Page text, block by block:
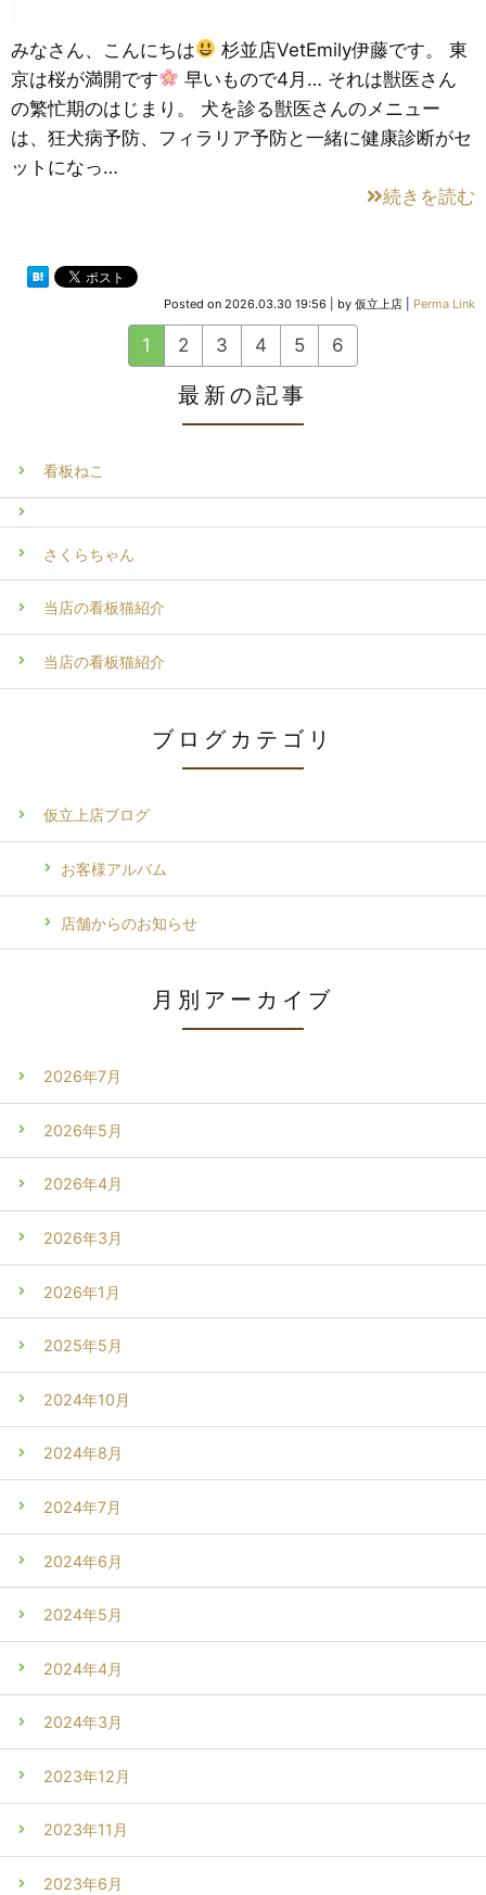
みなさん、こんにちは
杉並店VetEmily伊藤です。 東
京は桜が満開です
早いもので4月… それは獣医さん
の繁忙期のはじまり。 犬を診る獣医さんのメニュー
は、狂犬病予防、フィラリア予防と一緒に健康診断がセ
ットになっ…
続きを読む
Posted on 2026.03.30 19:56 by 仮立上店 Perma Link
1 2 3 4 5 6
最新の記事
看板ねこ
さくらちゃん
当店の看板猫紹介
当店の看板猫紹介
ブログカテゴリ
仮立上店ブログ
お客様アルバム
店舗からのお知らせ
月別アーカイブ
2026年7月
2026年5月
2026年4月
2026年3月
2026年1月
2025年5月
2024年10月
2024年8月
2024年7月
2024年6月
2024年5月
2024年4月
2024年3月
2023年12月
2023年11月
2023年6月